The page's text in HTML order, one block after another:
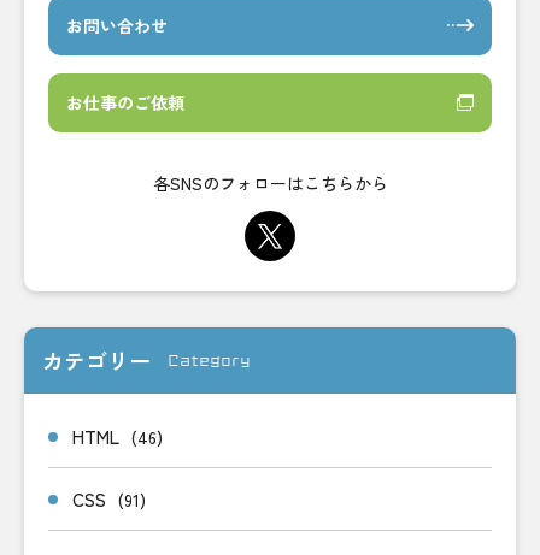
お問い合わせ
お仕事のご依頼
各SNSのフォローはこちらから
カテゴリー Category
HTML (46)
CSS (91)